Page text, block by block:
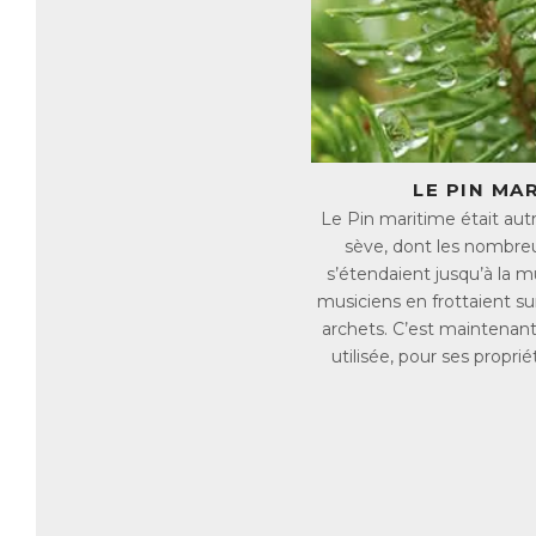
→
→
→
→
LE PIN
Le Pin maritime était
sève, dont les
s’étendaient jusqu’à la
musiciens en frottaient
archets. C’est
utilisée, pour ses